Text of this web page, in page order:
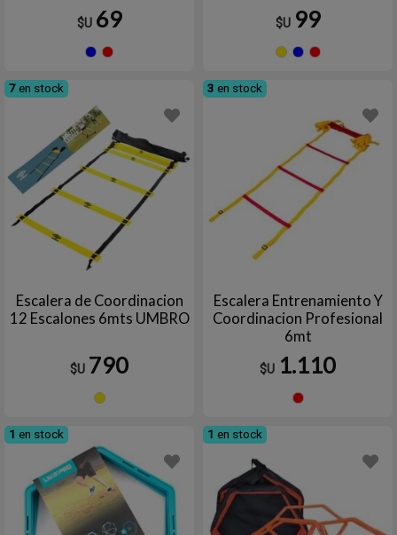
$U 69 $U 99
7 en stock
Escalera de Coordinacion
12 Escalones 6mts UMBRO
$U 790
3 en stock
Escalera Entrenamiento Y
Coordinacion Profesional
6mt
$U 1.110
1 en stock 1 en stock